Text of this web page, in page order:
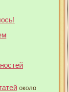
около